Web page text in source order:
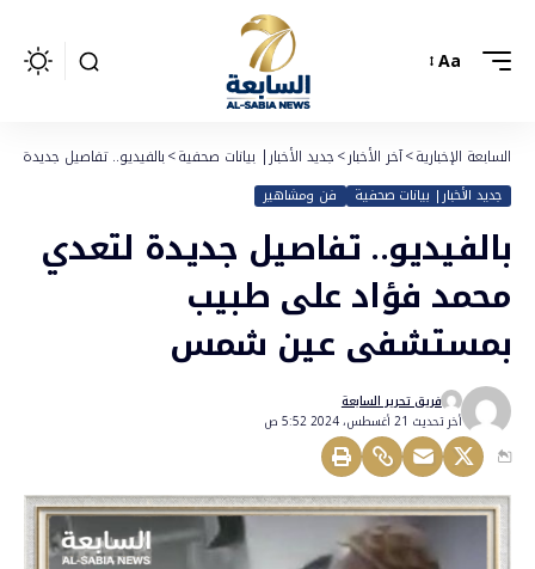
Aa
السابعة الإخبارية>آخر الأخبار>جديد الأخبار| بيانات صحفية>بالفيديو.. تفاصيل
جديد الأخبار| بيانات صحفية فن ومشاهير
بالفيديو.. تفاصيل جديدة لتعدي
محمد فؤاد على طبيب
بمستشفى عين شمس
أخر تحديث 21 أغسطس، 2024 5:52 ص
فريق تحرير السابعة